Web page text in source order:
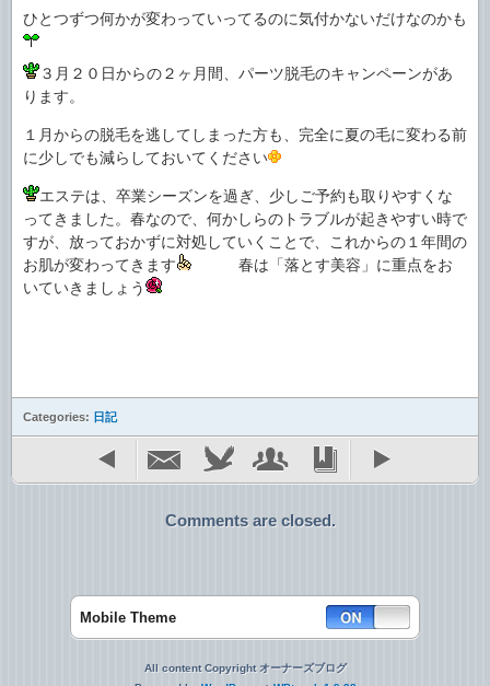
ひとつずつ何かが変わっていってるのに気付かないだけなのかも
３月２０日からの２ヶ月間、パーツ脱毛のキャンペーンがあ
ります。
１月からの脱毛を逃してしまった方も、完全に夏の毛に変わる前
に少しでも減らしておいてください
エステは、卒業シーズンを過ぎ、少しご予約も取りやすくな
ってきました。春なので、何かしらのトラブルが起きやすい時で
すが、放っておかずに対処していくことで、これからの１年間の
お肌が変わってきます
春は「落とす美容」に重点をお
いていきましょう
Categories: 日記
Comments are closed.
Mobile Theme
All content Copyright オーナーズブログ